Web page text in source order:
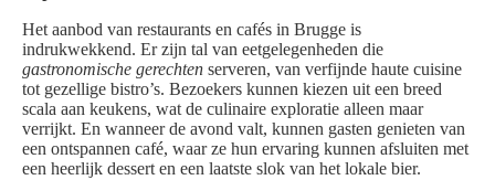
Het aanbod van restaurants en cafés in Brugge is
indrukwekkend. Er zijn tal van eetgelegenheden die
gastronomische gerechten serveren, van verfijnde haute cuisine
tot gezellige bistro’s. Bezoekers kunnen kiezen uit een breed
scala aan keukens, wat de culinaire exploratie alleen maar
verrijkt. En wanneer de avond valt, kunnen gasten genieten van
een ontspannen café, waar ze hun ervaring kunnen afsluiten met
een heerlijk dessert en een laatste slok van het lokale bier.